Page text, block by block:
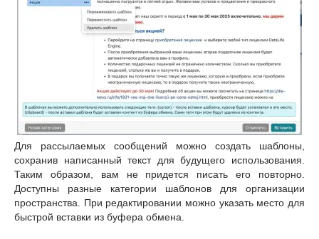
Для рассылаемых сообщений можно создать шаблоны,
сохранив написанный текст для будущего использования.
Таким образом, вам не придется писать его повторно.
Доступны разные категории шаблонов для организации
пространства. При редактировании можно указать место для
быстрой вставки из буфера обмена.